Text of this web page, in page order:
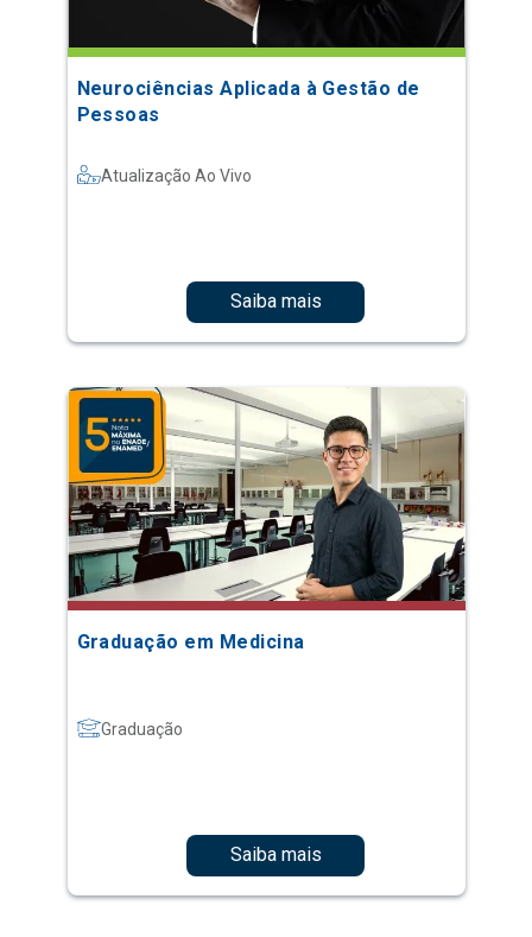
Neurociências Aplicada à Gestão de
Pessoas
Atualização Ao Vivo
Saiba mais
Graduação em Medicina
Graduação
Saiba mais